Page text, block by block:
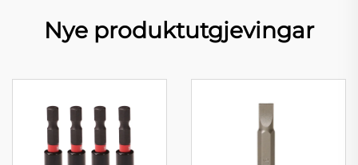
Nye produktutgjevingar